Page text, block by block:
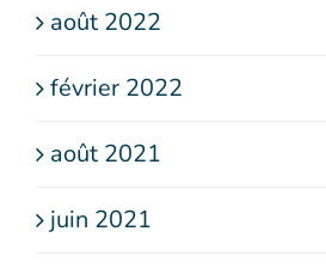
août 2022
février 2022
août 2021
juin 2021